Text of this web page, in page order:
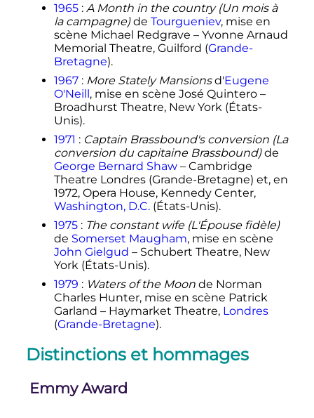
1965 : A Month in the country (Un mois à
la campagne)de Tourgueniev, mise en
scène Michael Redgrave – Yvonne Arnaud
Memorial Theatre, Guilford (Grande-
Bretagne).
1967 : More Stately Mansionsd'Eugene
O'Neill, mise en scène José Quintero –
Broadhurst Theatre, New York (États-
Unis).
1971 : Captain Brassbound's conversion (La
conversion du capitaine Brassbound)de
George Bernard Shaw– Cambridge
Theatre Londres (Grande-Bretagne) et, en
1972, Opera House, Kennedy Center,
Washington, D.C.(États-Unis).
1975 : The constant wife (L'Épouse fidèle)
de Somerset Maugham, mise en scène
John Gielgud – Schubert Theatre, New
York (États-Unis).
1979 : Waters of the Moonde Norman
Charles Hunter, mise en scène Patrick
Garland – Haymarket Theatre, Londres
(Grande-Bretagne).
Distinctions et hommages
Emmy Award